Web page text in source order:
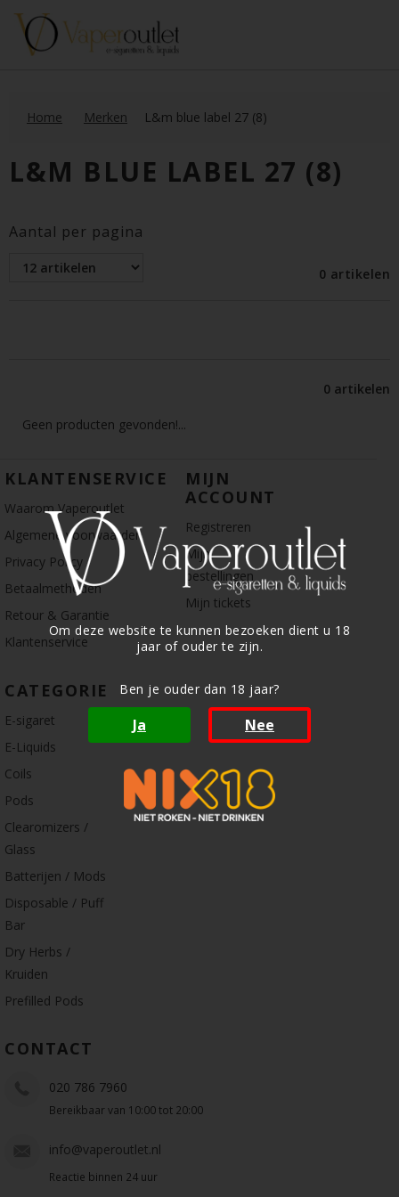
Om deze website te kunnen bezoeken dient u 18
jaar of ouder te zijn.
Ben je ouder dan 18 jaar?
Ja Nee
Home Merken L&m blue label 27 (8)
L&M BLUE LABEL 27 (8)
Aantal per pagina
0 artikelen
0 artikelen
Geen producten gevonden!...
KLANTENSERVICE
Waarom Vaperoutlet
Algemene voorwaarden
Privacy Policy
Betaalmethoden
Retour & Garantie
Klantenservice
MIJN
ACCOUNT
Registreren
Mijn
bestellingen
Mijn tickets
CATEGORIE
E-sigaret
E-Liquids
Coils
Pods
Clearomizers /
Glass
Batterijen / Mods
Disposable / Puff
Bar
Dry Herbs /
Kruiden
Prefilled Pods
CONTACT
020 786 7960
Bereikbaar van 10:00 tot 20:00
info@vaperoutlet.nl
Reactie binnen 24 uur